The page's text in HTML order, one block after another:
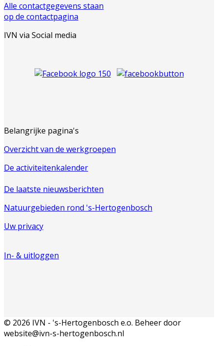
Alle contactgegevens staan
op de contactpagina
IVN via Social media
Belangrijke pagina's
Overzicht van de werkgroepen
De activiteitenkalender
De laatste nieuwsberichten
Natuurgebieden rond 's-Hertogenbosch
Uw privacy
In- & uitloggen
© 2026 IVN - 's-Hertogenbosch e.o. Beheer door
website@ivn-s-hertogenbosch.nl